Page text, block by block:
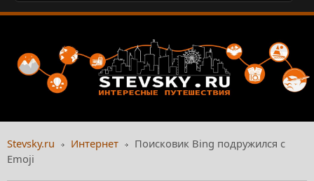
Stevsky.ru Интернет
Поисковик Bing подружился с
Emoji